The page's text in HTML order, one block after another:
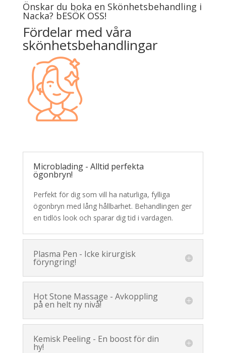
Önskar du boka en Skönhetsbehandling i
Nacka? bESÖK OSS!
Fördelar med våra
skönhetsbehandlingar
Microblading - Alltid perfekta
ögonbryn!
Perfekt för dig som vill ha naturliga, fylliga
ögonbryn med lång hållbarhet. Behandlingen ger
en tidlös look och sparar dig tid i vardagen.
Plasma Pen - Icke kirurgisk
föryngring!
Hot Stone Massage - Avkoppling
på en helt ny nivå!
Kemisk Peeling - En boost för din
hy!